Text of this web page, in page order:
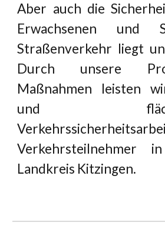
Aber auch die
Erwachsenen und
Straßenverkehr liegt
Durch unsere
Maßnahmen leisten
und
Verkehrsteilnehmer
Landkreis Kitzingen.